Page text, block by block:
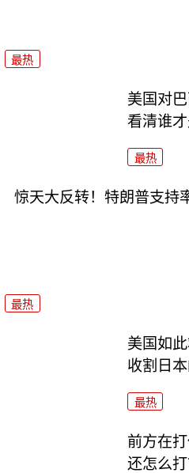
最热
美国对
看清谁
最热
惊天大反转！特朗普支持
最热
美国如
收割日本
最热
前方在
还怎么打